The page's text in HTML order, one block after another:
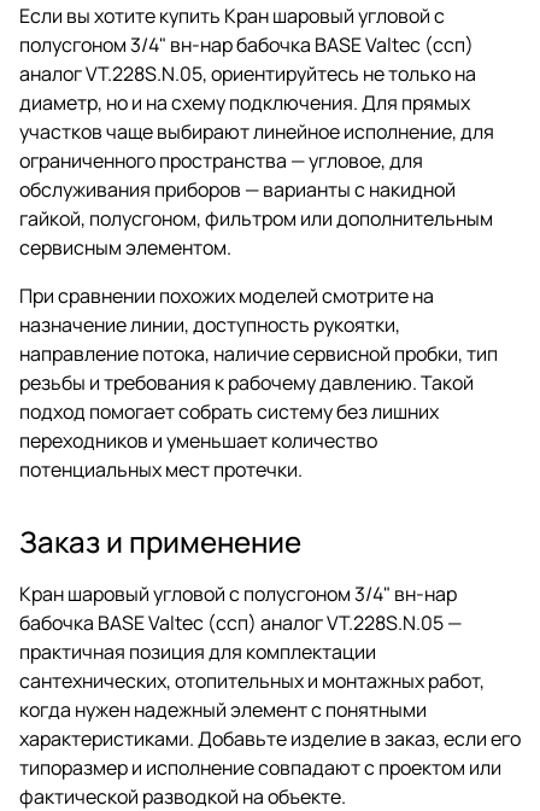
Если вы хотите купить Кран шаровый угловой с
полусгоном 3/4" вн-нар бабочка BASE Valtec (ссп)
аналог VT.228S.N.05, ориентируйтесь не только на
диаметр, но и на схему подключения. Для прямых
участков чаще выбирают линейное исполнение, для
ограниченного пространства — угловое, для
обслуживания приборов — варианты с накидной
гайкой, полусгоном, фильтром или дополнительным
сервисным элементом.
При сравнении похожих моделей смотрите на
назначение линии, доступность рукоятки,
направление потока, наличие сервисной пробки, тип
резьбы и требования к рабочему давлению. Такой
подход помогает собрать систему без лишних
переходников и уменьшает количество
потенциальных мест протечки.
Заказ и применение
Кран шаровый угловой с полусгоном 3/4" вн-нар
бабочка BASE Valtec (ссп) аналог VT.228S.N.05 —
практичная позиция для комплектации
сантехнических, отопительных и монтажных работ,
когда нужен надежный элемент с понятными
характеристиками. Добавьте изделие в заказ, если его
типоразмер и исполнение совпадают с проектом или
фактической разводкой на объекте.